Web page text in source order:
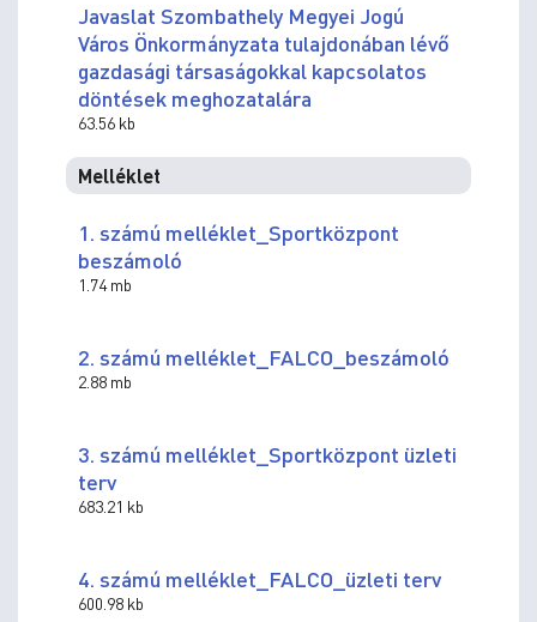
Javaslat Szombathely Megyei Jogú
Város Önkormányzata tulajdonában lévő
gazdasági társaságokkal kapcsolatos
döntések meghozatalára
63.56 kb
Melléklet
1. számú melléklet_Sportközpont
beszámoló
1.74 mb
2. számú melléklet_FALCO_beszámoló
2.88 mb
3. számú melléklet_Sportközpont üzleti
terv
683.21 kb
4. számú melléklet_FALCO_üzleti terv
600.98 kb